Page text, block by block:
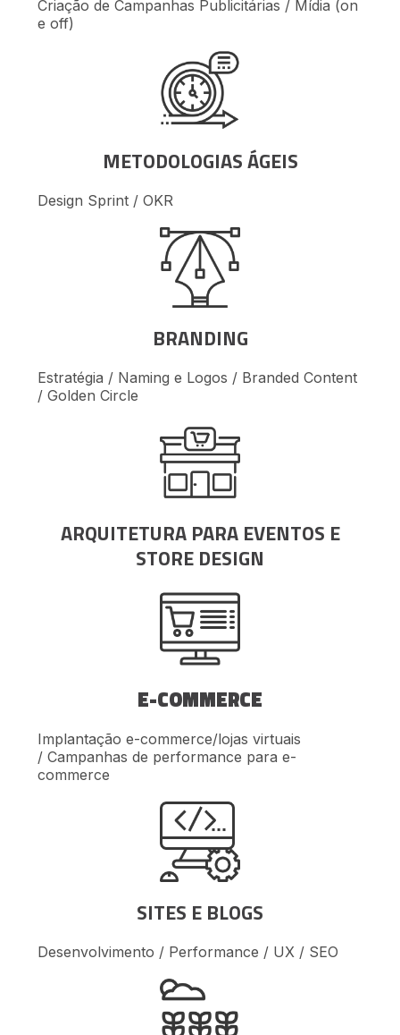
Criação de Campanhas Publicitárias / Mídia (on
e off)
METODOLOGIAS ÁGEIS
Design Sprint / OKR
BRANDING
Estratégia / Naming e Logos / Branded Content
/ Golden Circle
ARQUITETURA PARA EVENTOS E
STORE DESIGN
E-COMMERCE
Implantação e-commerce/lojas virtuais
/ Campanhas de performance para e-
commerce
SITES E BLOGS
Desenvolvimento / Performance / UX / SEO